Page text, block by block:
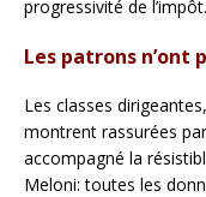
progressivité de l’impôt.
Les patrons n’ont
Les classes
montrent rassurées
accompagné la
Meloni: toutes les